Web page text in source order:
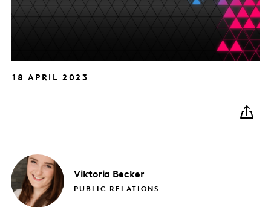
18 APRIL 2023
Viktoria Becker
PUBLIC RELATIONS